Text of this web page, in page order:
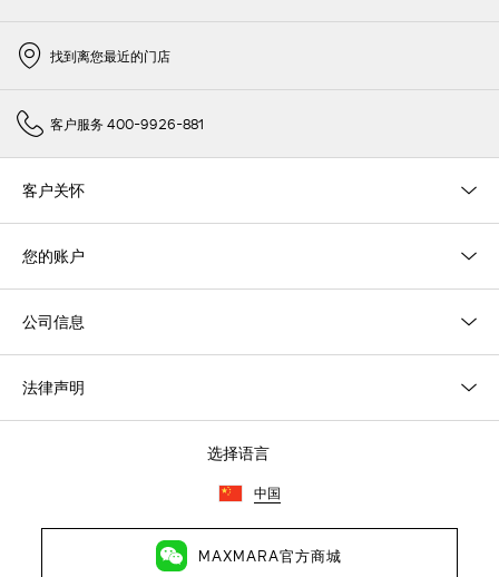
找到离您最近的门店
客户服务 400-9926-881
客户关怀
您的账户
公司信息
法律声明
选择语言
中国
MAXMARA官方商城